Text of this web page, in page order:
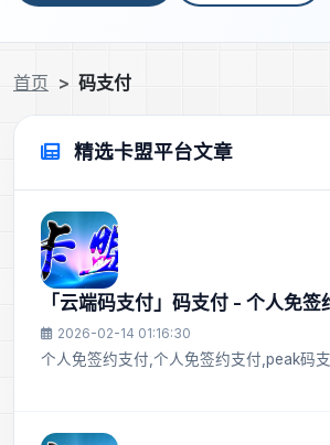
首页 码支付
精选卡盟平台文章
「云端码支付」码支付 - 个人免
2026-02-14 01:16:30
个人免签约支付,个人免签约支付,peak码